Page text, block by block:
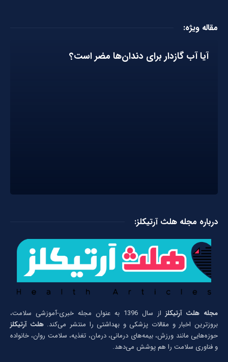
مقاله ویژه:
آیا آب گازدار برای دندان‌ها مضر است؟
درباره مجله هلث آرتیکلز:
مجله هلث آرتیکلز
از سال 1396 به عنوان مجله خبری-آموزشی سلامت،
بروزترین اخبار و مقالات پزشکی و بهداشتی را منتشر می‌کند.هلث آرتیکلز
حوزه‌هایی مانند ورزش، بیمه‌های درمانی، درمان، تغذیه، سلامت روان، خانواده
و فناوری سلامت را هم پوشش می‌دهد.